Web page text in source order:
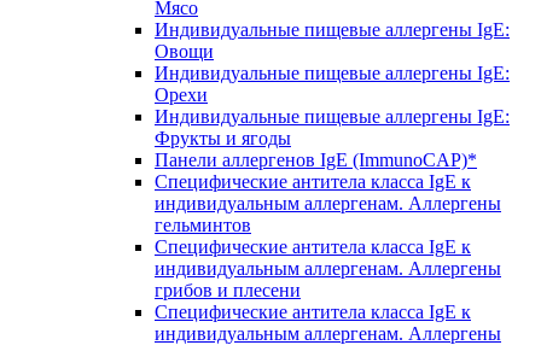
Мясо
Индивидуальные пищевые аллергены IgE:
Овощи
Индивидуальные пищевые аллергены IgE:
Орехи
Индивидуальные пищевые аллергены IgE:
Фрукты и ягоды
Панели аллергенов IgE (ImmunoCAP)*
Специфические антитела класса IgE к
индивидуальным аллергенам. Аллергены
гельминтов
Специфические антитела класса IgE к
индивидуальным аллергенам. Аллергены
грибов и плесени
Специфические антитела класса IgE к
индивидуальным аллергенам. Аллергены